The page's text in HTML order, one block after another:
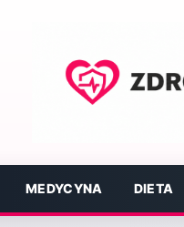
MEDYCYNA DIETA